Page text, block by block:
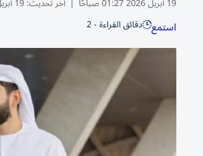
استمع دقائق القراءة - 2